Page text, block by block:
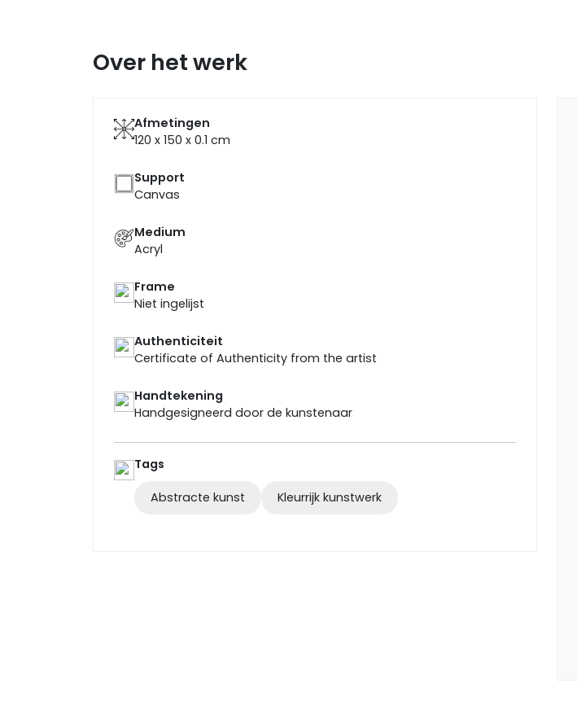
Over het werk
Afmetingen
120 x 150 x 0.1 cm
Support
Canvas
Medium
Acryl
Frame
Niet ingelijst
Authenticiteit
Certificate of Authenticity from the artist
Handtekening
Handgesigneerd door de kunstenaar
Tags
Abstracte kunst Kleurrijk kunstwerk